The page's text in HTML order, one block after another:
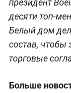
президент
десяти топ-
Белый дом
состав,
торговые
Больше